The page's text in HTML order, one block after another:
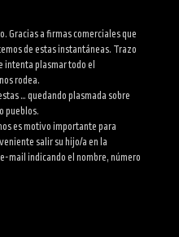
Gracias a firmas comerciales que
de estas instantáneas. Trazo
intenta plasmar todo el
rodea.
… quedando plasmada sobre
pueblos.
es motivo importante para
salir su hijo/a en la
mail indicando el nombre, número